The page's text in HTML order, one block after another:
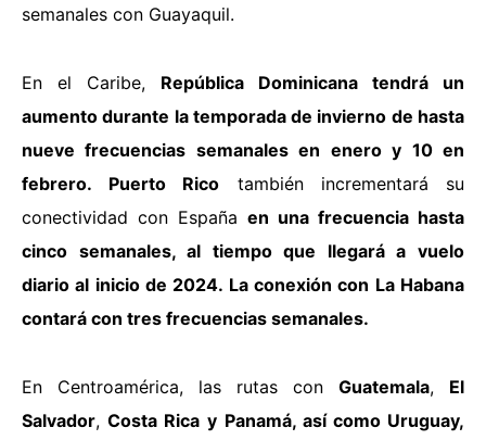
semanales con Guayaquil.
En el Caribe, República Dominicana tendrá un
aumento durante la temporada de invierno de hasta
nueve frecuencias semanales en enero y 10 en
febrero. Puerto Rico también incrementará su
conectividad con España en una frecuencia hasta
cinco semanales, al tiempo que llegará a vuelo
diario al inicio de 2024. La conexión con La Habana
contará con tres frecuencias semanales.
En Centroamérica, las rutas con Guatemala, El
Salvador,Costa Rica y Panamá, así como Uruguay,